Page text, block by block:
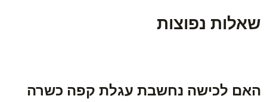
שאלות נפוצות
האם לכישה נחשבת עגלת קפה כשרה